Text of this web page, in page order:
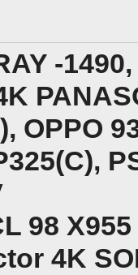
-
ОPPO
98 X955
4K